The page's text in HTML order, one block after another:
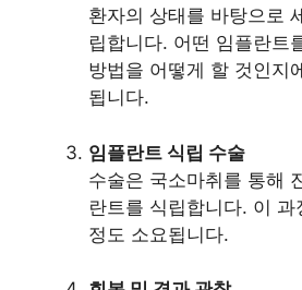
환자의 상태를 바탕으로
립합니다. 어떤 임플란트
방법을 어떻게 할 것인지
됩니다.
임플란트 식립 수술
수술은 국소마취를 통해
란트를 식립합니다. 이
정도 소요됩니다.